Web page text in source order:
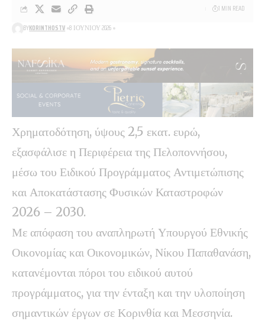
BYKORINTHOSTV 8 ΙΟΥΝΊΟΥ 2026
1 MIN READ
Χρηματοδότηση, ύψους 2,5 εκατ. ευρώ,
εξασφάλισε η Περιφέρεια της Πελοποννήσου,
μέσω του Ειδικού Προγράμματος Αντιμετώπισης
και Αποκατάστασης Φυσικών Καταστροφών
2026 – 2030.
Με απόφαση του αναπληρωτή Υπουργού Εθνικής
Οικονομίας και Οικονομικών, Νίκου Παπαθανάση,
κατανέμονται πόροι του ειδικού αυτού
προγράμματος, για την ένταξη και την υλοποίηση
σημαντικών έργων σε Κορινθία και Μεσσηνία.